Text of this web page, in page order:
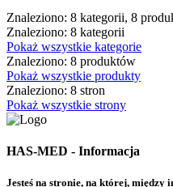
Znaleziono: 8 kategorii, 8
Znaleziono: 8 kategorii
Pokaż wszystkie kategorie
Znaleziono: 8 produktów
Pokaż wszystkie produkty
Znaleziono: 8 stron
Pokaż wszystkie strony
HAS-MED - Informacja
Jesteś na stronie, na której,